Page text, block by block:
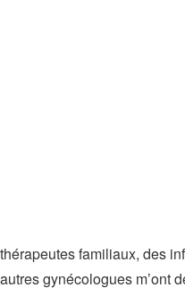
thérapeutes familiaux, des
autres gynécologues m’ont